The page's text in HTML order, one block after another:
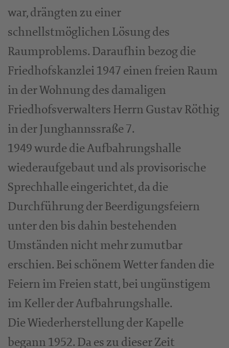
war, drängten zu einer
schnellstmöglichen Lösung des
Raumproblems. Daraufhin bezog die
Friedhofskanzlei 1947 einen freien Raum
in der Wohnung des damaligen
Friedhofsverwalters Herrn Gustav Röthig
in der Junghannssraße 7.
1949 wurde die Aufbahrungshalle
wiederaufgebaut und als provisorische
Sprechhalle eingerichtet, da die
Durchführung der Beerdigungsfeiern
unter den bis dahin bestehenden
Umständen nicht mehr zumutbar
erschien. Bei schönem Wetter fanden die
Feiern im Freien statt, bei ungünstigem
im Keller der Aufbahrungshalle.
Die Wiederherstellung der Kapelle
begann 1952. Da es zu dieser Zeit